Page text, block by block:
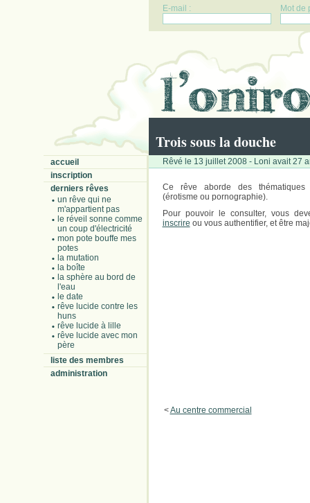
E-mail : Mot de
Trois sous la douche
accueil
inscription
derniers rêves
un rêve qui ne
m'appartient pas
le réveil sonne comme
un coup d'électricité
mon pote bouffe mes
potes
la mutation
la boîte
la sphère au bord de
l'eau
le date
rêve lucide contre les
huns
rêve lucide à lille
rêve lucide avec mon
père
liste des membres
administration
Rêvé le 13 juillet 2008 - Loni avait 27
Ce rêve aborde des thématiques
(érotisme ou pornographie).
Pour pouvoir le consulter, vous
inscrire ou vous authentifier, et être
<Au centre commercial